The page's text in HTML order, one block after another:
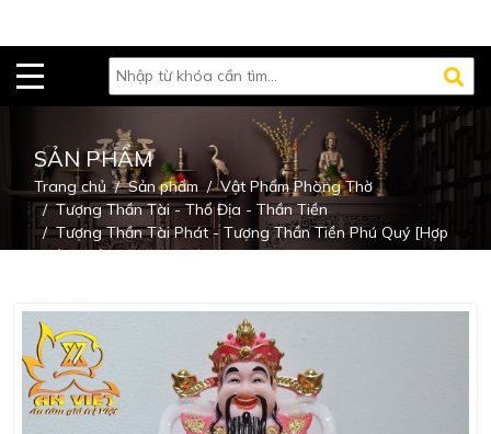
SẢN PHẨM
Trang chủ Sản phẩm
Vật Phẩm Phòng Thờ
Tượng Thần Tài - Thổ Địa - Thần Tiền
Tượng Thần Tài Phát - Tượng Thần Tiền Phú Quý [Hợp
Mệnh Hỏa] - Cao 20cm